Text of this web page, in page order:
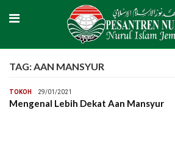
TAG:AAN MANSYUR
TOKOH 29/01/2021
Mengenal Lebih Dekat Aan Mansyur